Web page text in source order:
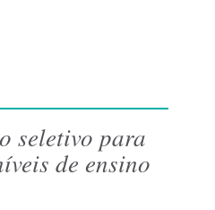
seletivo para
de ensino